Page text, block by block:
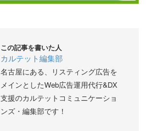
この記事を書いた人
カルテット編集部
名古屋にある、リスティング広告を
メインとしたWeb広告運用代行&DX
支援のカルテットコミュニケーショ
ンズ・編集部です！